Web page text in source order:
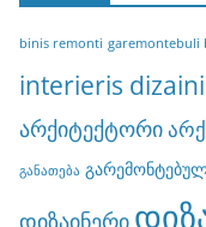
binis remonti garemontebuli
interieris dizaini
არქიტექტორი
განათება
დიზაინერი